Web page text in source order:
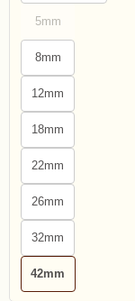
5mm
8mm
12mm
18mm
22mm
26mm
32mm
42mm